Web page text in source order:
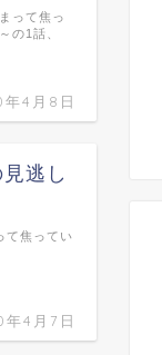
4月8日
って焦っ
の1話、
逃し
4月7日
て焦ってい